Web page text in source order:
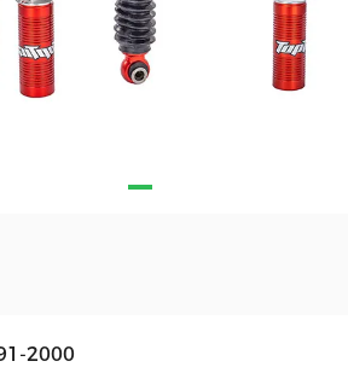
2000